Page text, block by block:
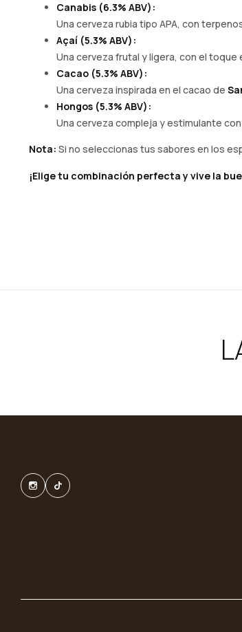
Canabis (6.3% ABV):
Una cerveza rubia tipo APA, con
Açaí (5.3% ABV):
Una cerveza frutal y ligera, con el toque
Cacao (5.3% ABV):
Una cerveza inspirada en el cacao de
Hongos (5.3% ABV):
Una cerveza compleja y estimulante con
Nota: Si no seleccionas tus sabores en los
¡Elige tu combinación perfecta y vive la